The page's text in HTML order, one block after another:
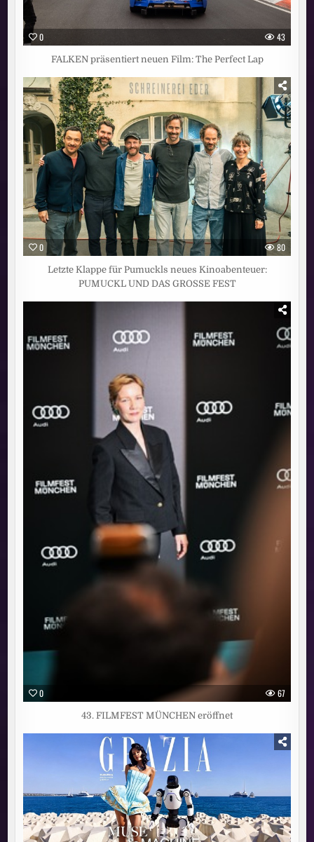
0 43
FALKEN präsentiert neuen Film: The Perfect Lap
0 80
Letzte Klappe für Pumuckls neues Kinoabenteuer:
PUMUCKL UND DAS GROSSE FEST
0 67
43. FILMFEST MÜNCHEN eröffnet